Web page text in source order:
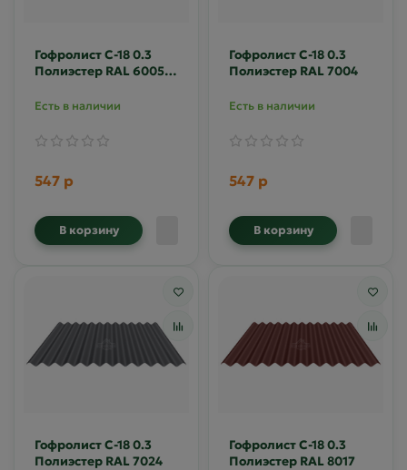
Гофролист С-18 0.3
Полиэстер RAL 6005
Есть в наличии
547 р
В корзину
Гофролист С-18 0.3
Полиэстер RAL 7004
Есть в наличии
547 р
В корзину
Гофролист С-18 0.3
Полиэстер RAL 7024
Гофролист С-18 0.3
Полиэстер RAL 8017